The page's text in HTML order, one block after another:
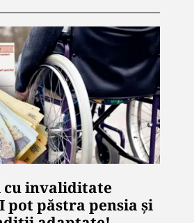
cu invaliditate
pot păstra pensia și